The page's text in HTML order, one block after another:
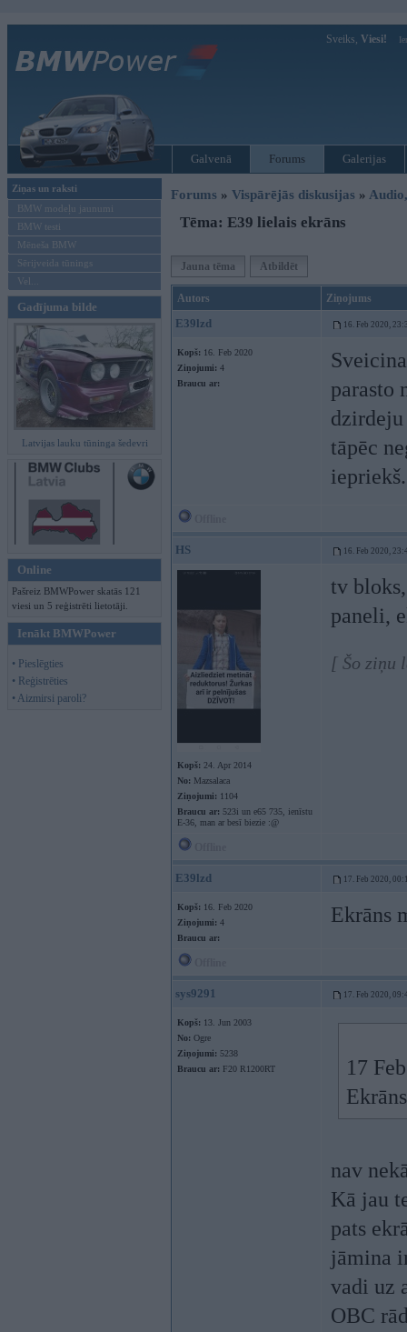
Sveiks, Viesi!
Galvenā Forums Galerijas
Ziņas un raksti
BMW modeļu jaunumi
BMW testi
Mēneša BMW
Sērijveida tūnings
Vel...
Gadījuma bilde
Latvijas lauku tūninga šedevri
Online
Pašreiz BMWPower skatās 121
viesi un 5 reģistrēti lietotāji.
Ienākt BMWPower
• Pieslēgties
• Reģistrēties
• Aizmirsi paroli?
Forums » Vispārējās diskusijas »
Tēma: E39 lielais ekrāns
Jauna tēma Atbildēt
Autors Ziņojums
E39lzd 16. Feb 2020,
Kopš: 16. Feb 2020
Ziņojumi: 4
Braucu ar:
parasto
tāpēc
iepriekš.
HS 16. Feb 2020,
Kopš: 24. Apr 2014
No: Mazsalaca
Ziņojumi: 1104
Braucu ar: 523i un e65 735, ienīstu
E-36, man ar besī biezie :@
tv
paneli,
[ Šo ziņu
E39lzd 17. Feb 2020,
Kopš: 16. Feb 2020
Ziņojumi: 4
Braucu ar:
Ekrāns
sys9291 17. Feb 2020,
Kopš: 13. Jun 2003
No: Ogre
Ziņojumi: 5238
Braucu ar: F20 R1200RT
17
nav
Kā jau
pats
jāmina
vadi uz
OBC